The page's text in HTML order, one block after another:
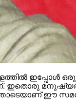
ഇതൊരു
ഈ സമഗ്ര